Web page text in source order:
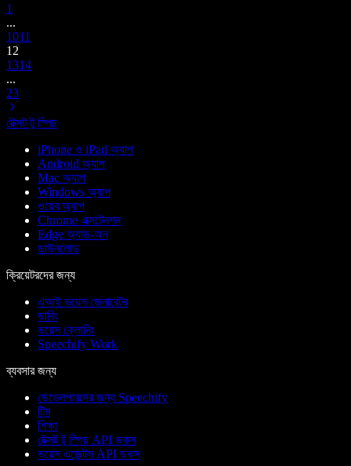
1
...
1011
12
1314
...
23
টেক্সট টু স্পিচ
iPhone ও iPad অ্যাপ
Android অ্যাপ
Mac অ্যাপ
Windows অ্যাপ
ওয়েব অ্যাপ
Chrome এক্সটেনশন
Edge অ্যাড-অন
ডাউনলোড
ক্রিয়েটরদের জন্য
এআই ভয়েস জেনারেটর
ডাবিং
ভয়েস ক্লোনিং
Speechify Work
ব্যবসার জন্য
ডেভেলপারদের জন্য Speechify
টিম
শিক্ষা
টেক্সট টু স্পিচ API ডকস
ভয়েস এজেন্টস API ডকস